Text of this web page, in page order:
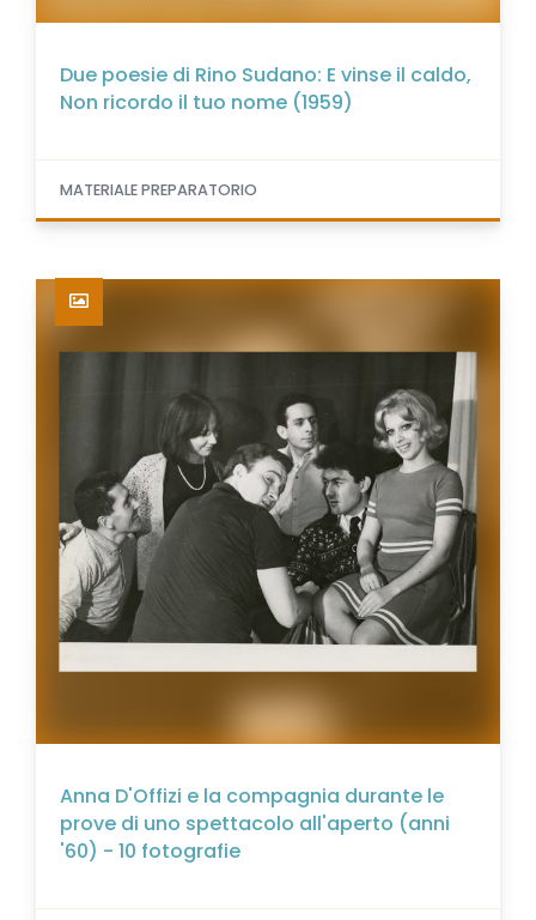
Due poesie di Rino Sudano: E vinse il caldo,
Non ricordo il tuo nome (1959)
MATERIALE PREPARATORIO
Anna D'Offizi e la compagnia durante le
prove di uno spettacolo all'aperto (anni
'60) - 10 fotografie